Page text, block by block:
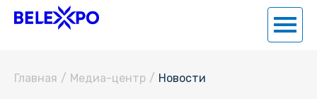
Главная / Медиа-центр / Новости